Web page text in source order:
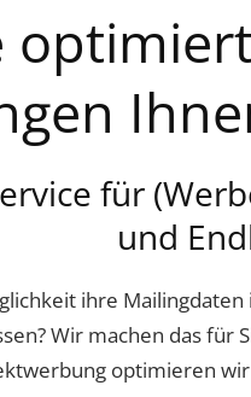
für
und
ihre
Wir machen das für
optimieren